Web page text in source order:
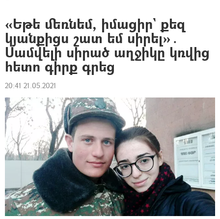
«Եթե մեռնեմ, իմացիր` քեզ
կյանքիցս շատ եմ սիրել»․
Սամվելի սիրած աղջիկը կռվից
հետո գիրք գրեց
20:41 21.05.2021